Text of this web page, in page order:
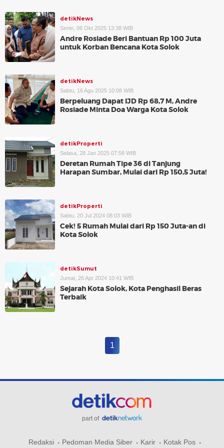
detikNews
Senin, 06 Okt 2025 13:38 WIB
Andre Rosiade Beri Bantuan Rp 100 Juta
untuk Korban Bencana Kota Solok
detikNews
Sabtu, 16 Agu 2025 10:08 WIB
Berpeluang Dapat IJD Rp 68,7 M, Andre
Rosiade Minta Doa Warga Kota Solok
detikProperti
Selasa, 28 Jan 2025 07:58 WIB
Deretan Rumah Tipe 36 di Tanjung
Harapan Sumbar, Mulai dari Rp 150,5 Juta!
detikProperti
Sabtu, 20 Jul 2024 08:03 WIB
Cek! 5 Rumah Mulai dari Rp 150 Juta-an di
Kota Solok
detikSumut
Jumat, 26 Apr 2024 10:41 WIB
Sejarah Kota Solok, Kota Penghasil Beras
Terbaik
1
part of
Redaksi Pedoman Media Siber Karir Kotak Pos